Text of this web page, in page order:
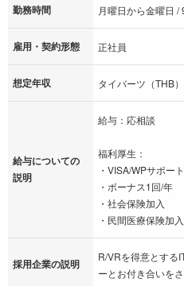
勤務時間 月曜日から金曜日 /
雇用・契約形態 正社員
想定年収 タイバーツ（THB
給与についての
説明
給与：応相談
福利厚生：
・VISA/WPサポート
・ボーナス1回/年
・社会保険加入
・民間医療保険加入
採用企業の説明
R/VRを得意とする
ーとお付き合いを